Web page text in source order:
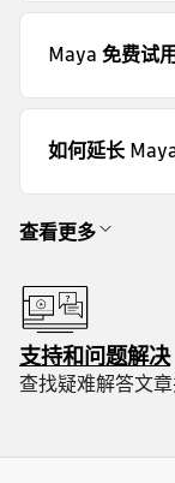
Maya 免费试
如何延长
查看更多
支持和问题解决
查找疑难解答文章